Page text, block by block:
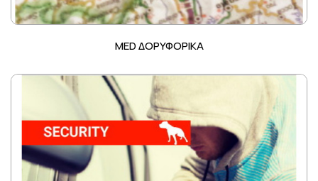
MED ΔΟΡΥΦΟΡΙΚΑ